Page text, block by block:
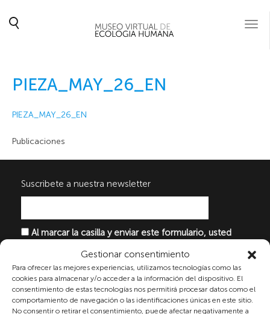
Gestionar consentimiento
Para ofrecer las mejores experiencias, utilizamos tecnologías como las
cookies para almacenar y/o acceder a la información del dispositivo. El
consentimiento de estas tecnologías nos permitirá procesar datos como el
comportamiento de navegación o las identificaciones únicas en este sitio.
No consentir o retirar el consentimiento, puede afectar negativamente a
PIEZA_MAY_26_EN
PIEZA_MAY_26_EN
Publicaciones
Suscribete a nuestra newsletter
Al marcar la casilla y enviar este formulario, usted
personales conforme a la normativa vigente en
materia de protección de datos personales, en
particular, de acuerdo con lo dispuesto en el
Reglamento (UE) 2016/679 del Parlamento Europeo y
del Consejo de 27 de abril de 2016 (RGPD) y la Ley